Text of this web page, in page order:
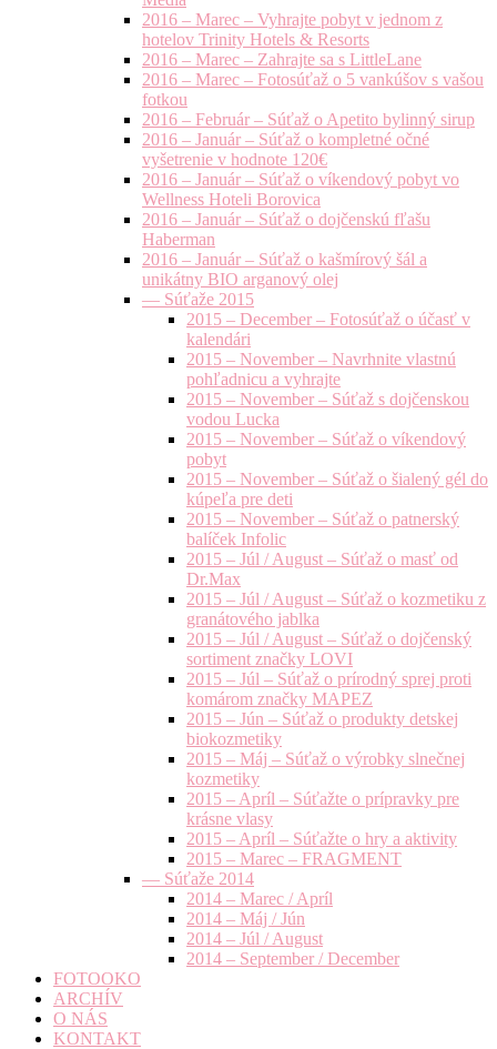
2016 – Marec – Vyhrajte pobyt v jednom z
hotelov Trinity Hotels & Resorts
2016 – Marec – Zahrajte sa s LittleLane
2016 – Marec – Fotosúťaž o 5 vankúšov s vašou
fotkou
2016 – Február – Súťaž o Apetito bylinný sirup
2016 – Január – Súťaž o kompletné očné
vyšetrenie v hodnote 120€
2016 – Január – Súťaž o víkendový pobyt vo
Wellness Hoteli Borovica
2016 – Január – Súťaž o dojčenskú fľašu
Haberman
2016 – Január – Súťaž o kašmírový šál a
unikátny BIO arganový olej
— Súťaže 2015
2015 – December – Fotosúťaž o účasť v
kalendári
2015 – November – Navrhnite vlastnú
pohľadnicu a vyhrajte
2015 – November – Súťaž s dojčenskou
vodou Lucka
2015 – November – Súťaž o víkendový
pobyt
2015 – November – Súťaž o šialený gél do
kúpeľa pre deti
2015 – November – Súťaž o patnerský
balíček Infolic
2015 – Júl / August – Súťaž o masť od
Dr.Max
2015 – Júl / August – Súťaž o kozmetiku z
granátového jablka
2015 – Júl / August – Súťaž o dojčenský
sortiment značky LOVI
2015 – Júl – Súťaž o prírodný sprej proti
komárom značky MAPEZ
2015 – Jún – Súťaž o produkty detskej
biokozmetiky
2015 – Máj – Súťaž o výrobky slnečnej
kozmetiky
2015 – Apríl – Súťažte o prípravky pre
krásne vlasy
2015 – Apríl – Súťažte o hry a aktivity
2015 – Marec – FRAGMENT
— Súťaže 2014
2014 – Marec / Apríl
2014 – Máj / Jún
2014 – Júl / August
2014 – September / December
FOTOOKO
ARCHÍV
O NÁS
KONTAKT